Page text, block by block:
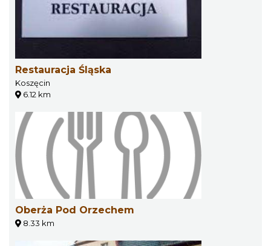
Restauracja Śląska
Koszęcin
6.12 km
Oberża Pod Orzechem
8.33 km